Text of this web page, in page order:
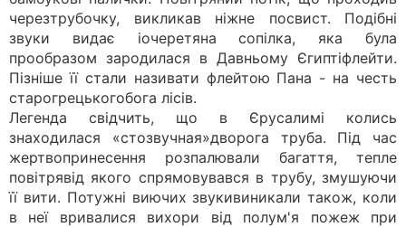
черезтрубочку, викликав ніжне посвист. Подібні
звуки видає іочеретяна сопілка, яка була
прообразом зародилася в Давньому Єгиптіфлейти.
Пізніше її стали називати флейтою Пана - на честь
старогрецькогобога лісів.
Легенда свідчить, що в Єрусалимі колись
знаходилася «стозвучная»дворога труба. Під час
жертвопринесення розпалювали багаття, тепле
повітрявід якого спрямовувався в трубу, змушуючи
її вити. Потужні виючих звукивиникали також, коли
в неї вривалися вихори від полум'я пожеж при